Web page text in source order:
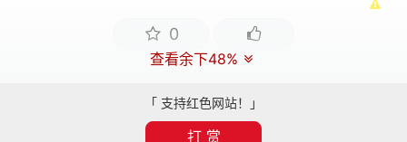
0
查看余下48%
「 支持红色网站！」
打 赏